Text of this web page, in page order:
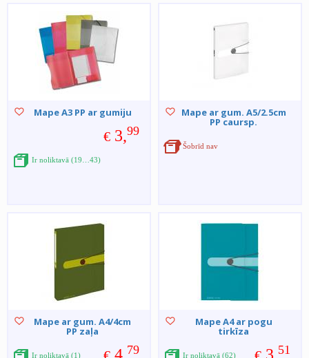
Mape A3 PP ar gumiju
€ 3,99
Ir noliktavā (19…43)
Mape ar gum. A5/2.5cm
PP caursp.
Šobrīd nav
Mape ar gum. A4/4cm
PP zaļa
79
Ir noliktavā (1)
Mape A4 ar pogu
tirkīza
51
Ir noliktavā (62)